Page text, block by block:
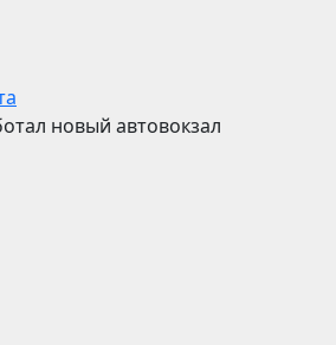
новый автовокзал